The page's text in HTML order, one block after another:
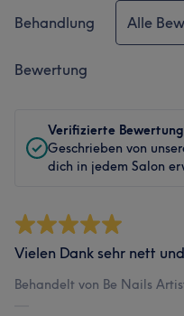
Behandlung Alle
Bewertung
Verifizierte
Geschrieben von
dich in jedem Salon
Vielen Dank sehr nett
Behandelt von Be Nails